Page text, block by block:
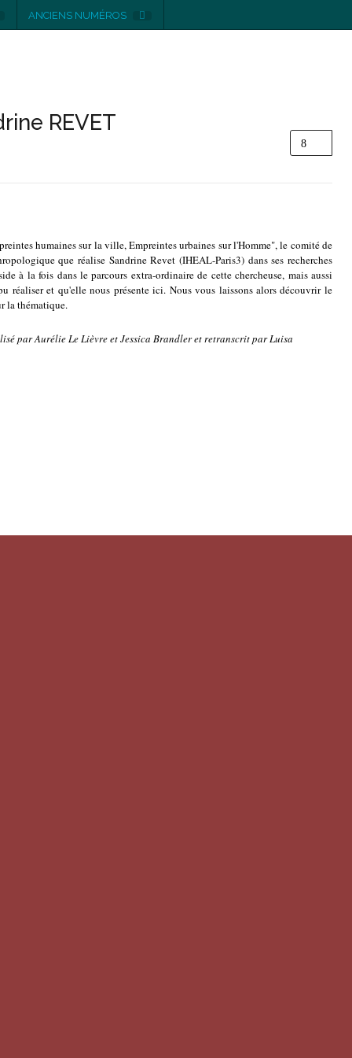
ANCIENS NUMÉROS
REVET
humaines sur la ville, Empreintes urbaines sur l'Homme", le comité de
que réalise Sandrine Revet (IHEAL-Paris3) dans ses recherches
à la fois dans le parcours extra-ordinaire de cette chercheuse, mais aussi
réaliser et qu'elle nous présente ici. Nous vous laissons alors découvrir le
la thématique.
par Aurélie Le Lièvre et Jessica Brandler et retranscrit par Luisa